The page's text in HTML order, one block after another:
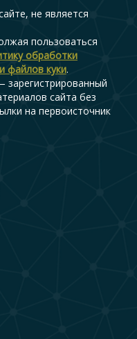
не является
пользоваться
обработки
файлов куки.
зарегистрированный
сайта без
на первоисточник